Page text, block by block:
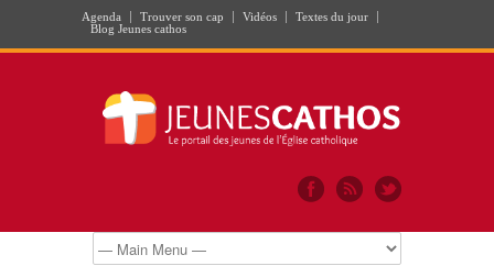
Agenda Trouver son cap Vidéos
Textes du jour
Blog Jeunes cathos